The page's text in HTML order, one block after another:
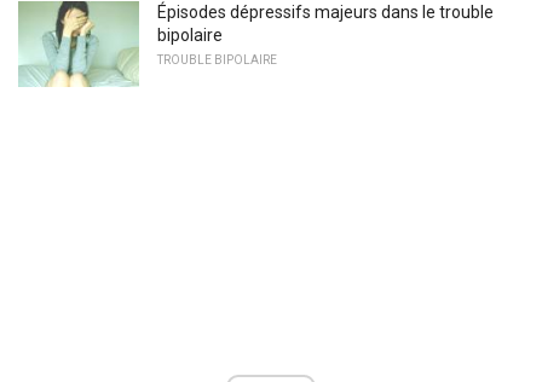
Épisodes dépressifs majeurs dans le trouble
bipolaire
TROUBLE BIPOLAIRE